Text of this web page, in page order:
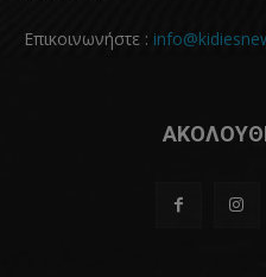
Επικοινωνήστε :